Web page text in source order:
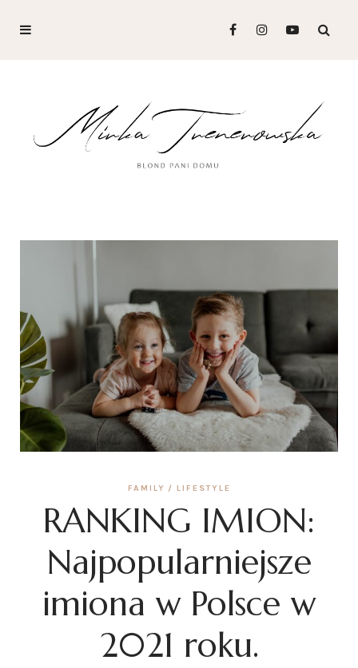
FAMILY LIFESTYLE
RANKING IMION:
Najpopularniejsze
imiona w Polsce w
2021 roku.